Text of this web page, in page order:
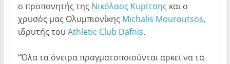
ο προπονητής της Νικόλαος Κυρίτσηςκαι ο
χρυσός μας Ολυμπιονίκης Michalis Mouroutsos,
ιδρυτής του Athletic Club Dafnis.
“Όλα τα όνειρα πραγματοποιούνται αρκεί να τα